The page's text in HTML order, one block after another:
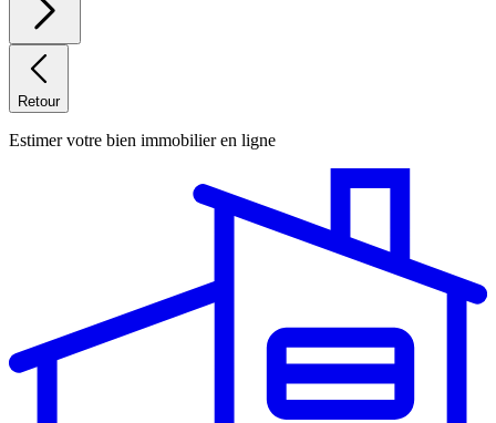
Retour
Estimer votre bien immobilier en ligne